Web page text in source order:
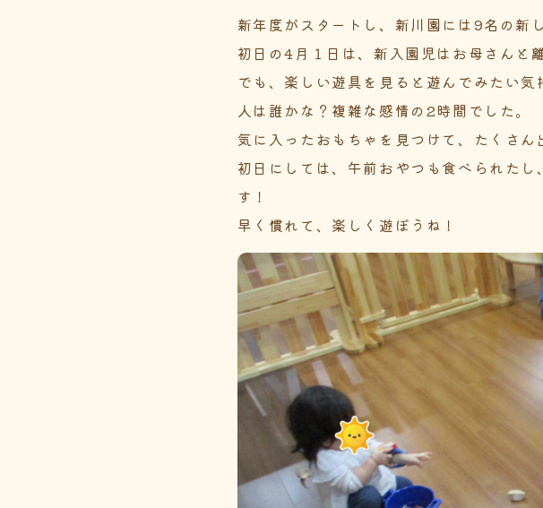
新年度がスタートし、新川園には9名の新
初日の4月１日は、新入園児はお母さん
でも、楽しい遊具を見ると遊んでみたい
人は誰かな？複雑な感情の2時間でした。
気に入ったおもちゃを見つけて、たくさん
初日にしては、午前おやつも食べられた
す！
早く慣れて、楽しく遊ぼうね！